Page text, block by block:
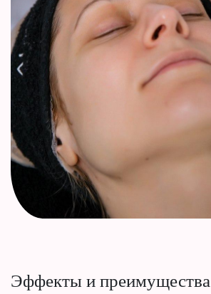
Эффекты и преимущества